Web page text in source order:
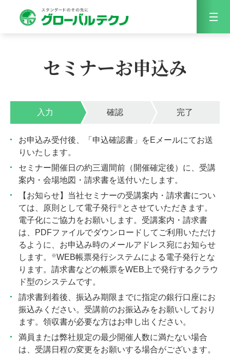
Menu
セミナーお申込み
入力 確認 完了
お申込み受付後、「申込確認書」をEメールにてお送
りいたします。
セミナー開催日の約三週間前（開催確定後）に、受講
案内・会場地図・請求書を送付いたします。
【お知らせ】当社セミナーの受講案内・請求書につい
ては、原則として電子発行※ とさせていただきます。
電子化にご協力をお願いします。受講案内・請求書
は、PDFファイルでダウンロードしてご利用いただけ
るように、お申込み時のメールアドレス宛にお知らせ
します。
※WEB帳票発行システムによる電子発行とな
ります。請求書などの帳票をWEB上で発行するクラウ
ド型のシステムです。
請求書到着後、振込み期限までに指定の銀行口座にお
振込みください。受講前のお振込みをお願いしており
ます。領収書が必要な方はお申し出ください。
満員または弊社規定の最少開催人数に満たない場合
は、受講日程の変更をお願いする場合がございます。